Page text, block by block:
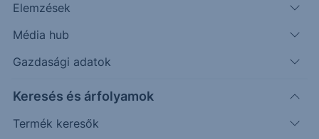
Elemzések
Média hub
Gazdasági adatok
Keresés és árfolyamok
Termék keresők
2 197
Időpont: 26.03.09. 13:46
Előző záró:
2 682
Certifikát kereső
Árfolyamértesítő rögzítése